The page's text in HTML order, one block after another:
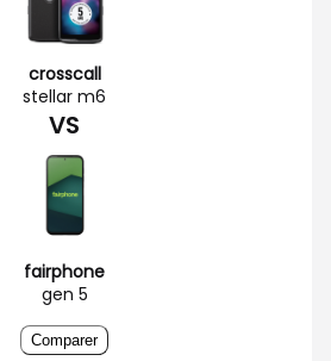
crosscall
stellar m6
VS
fairphone
gen 5
Comparer